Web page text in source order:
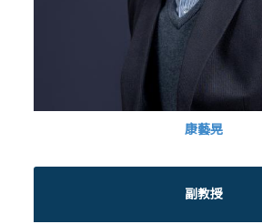
康藝晃
副教授